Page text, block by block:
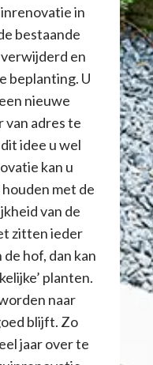
in
bestaande
en
beplanting. U
nieuwe
adres te
idee u wel
kan u
met de
van de
zitten ieder
hof, dan kan
planten.
naar
blijft. Zo
jaar over te